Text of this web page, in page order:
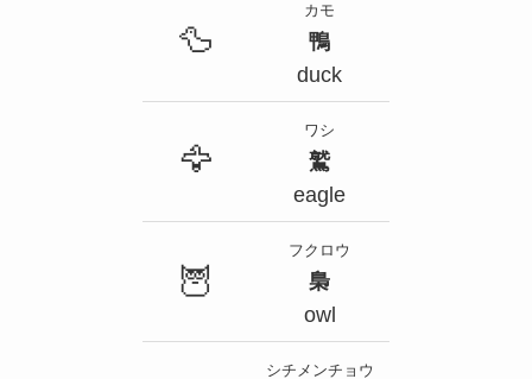
🦆
カモ
鴨
duck
🦅
ワシ
鷲
eagle
🦉
フクロウ
梟
owl
シチメンチョウ